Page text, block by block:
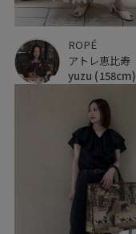
ROPÉ
アトレ恵比寿
yuzu (158cm)